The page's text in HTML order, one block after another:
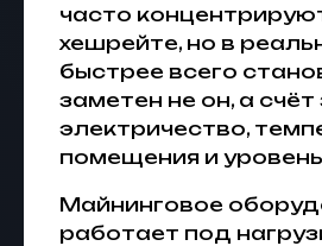
часто
хешрейте, но в
быстрее всего
заметен не он, а счёт
электричество,
помещения и
Майнинговое
работает под